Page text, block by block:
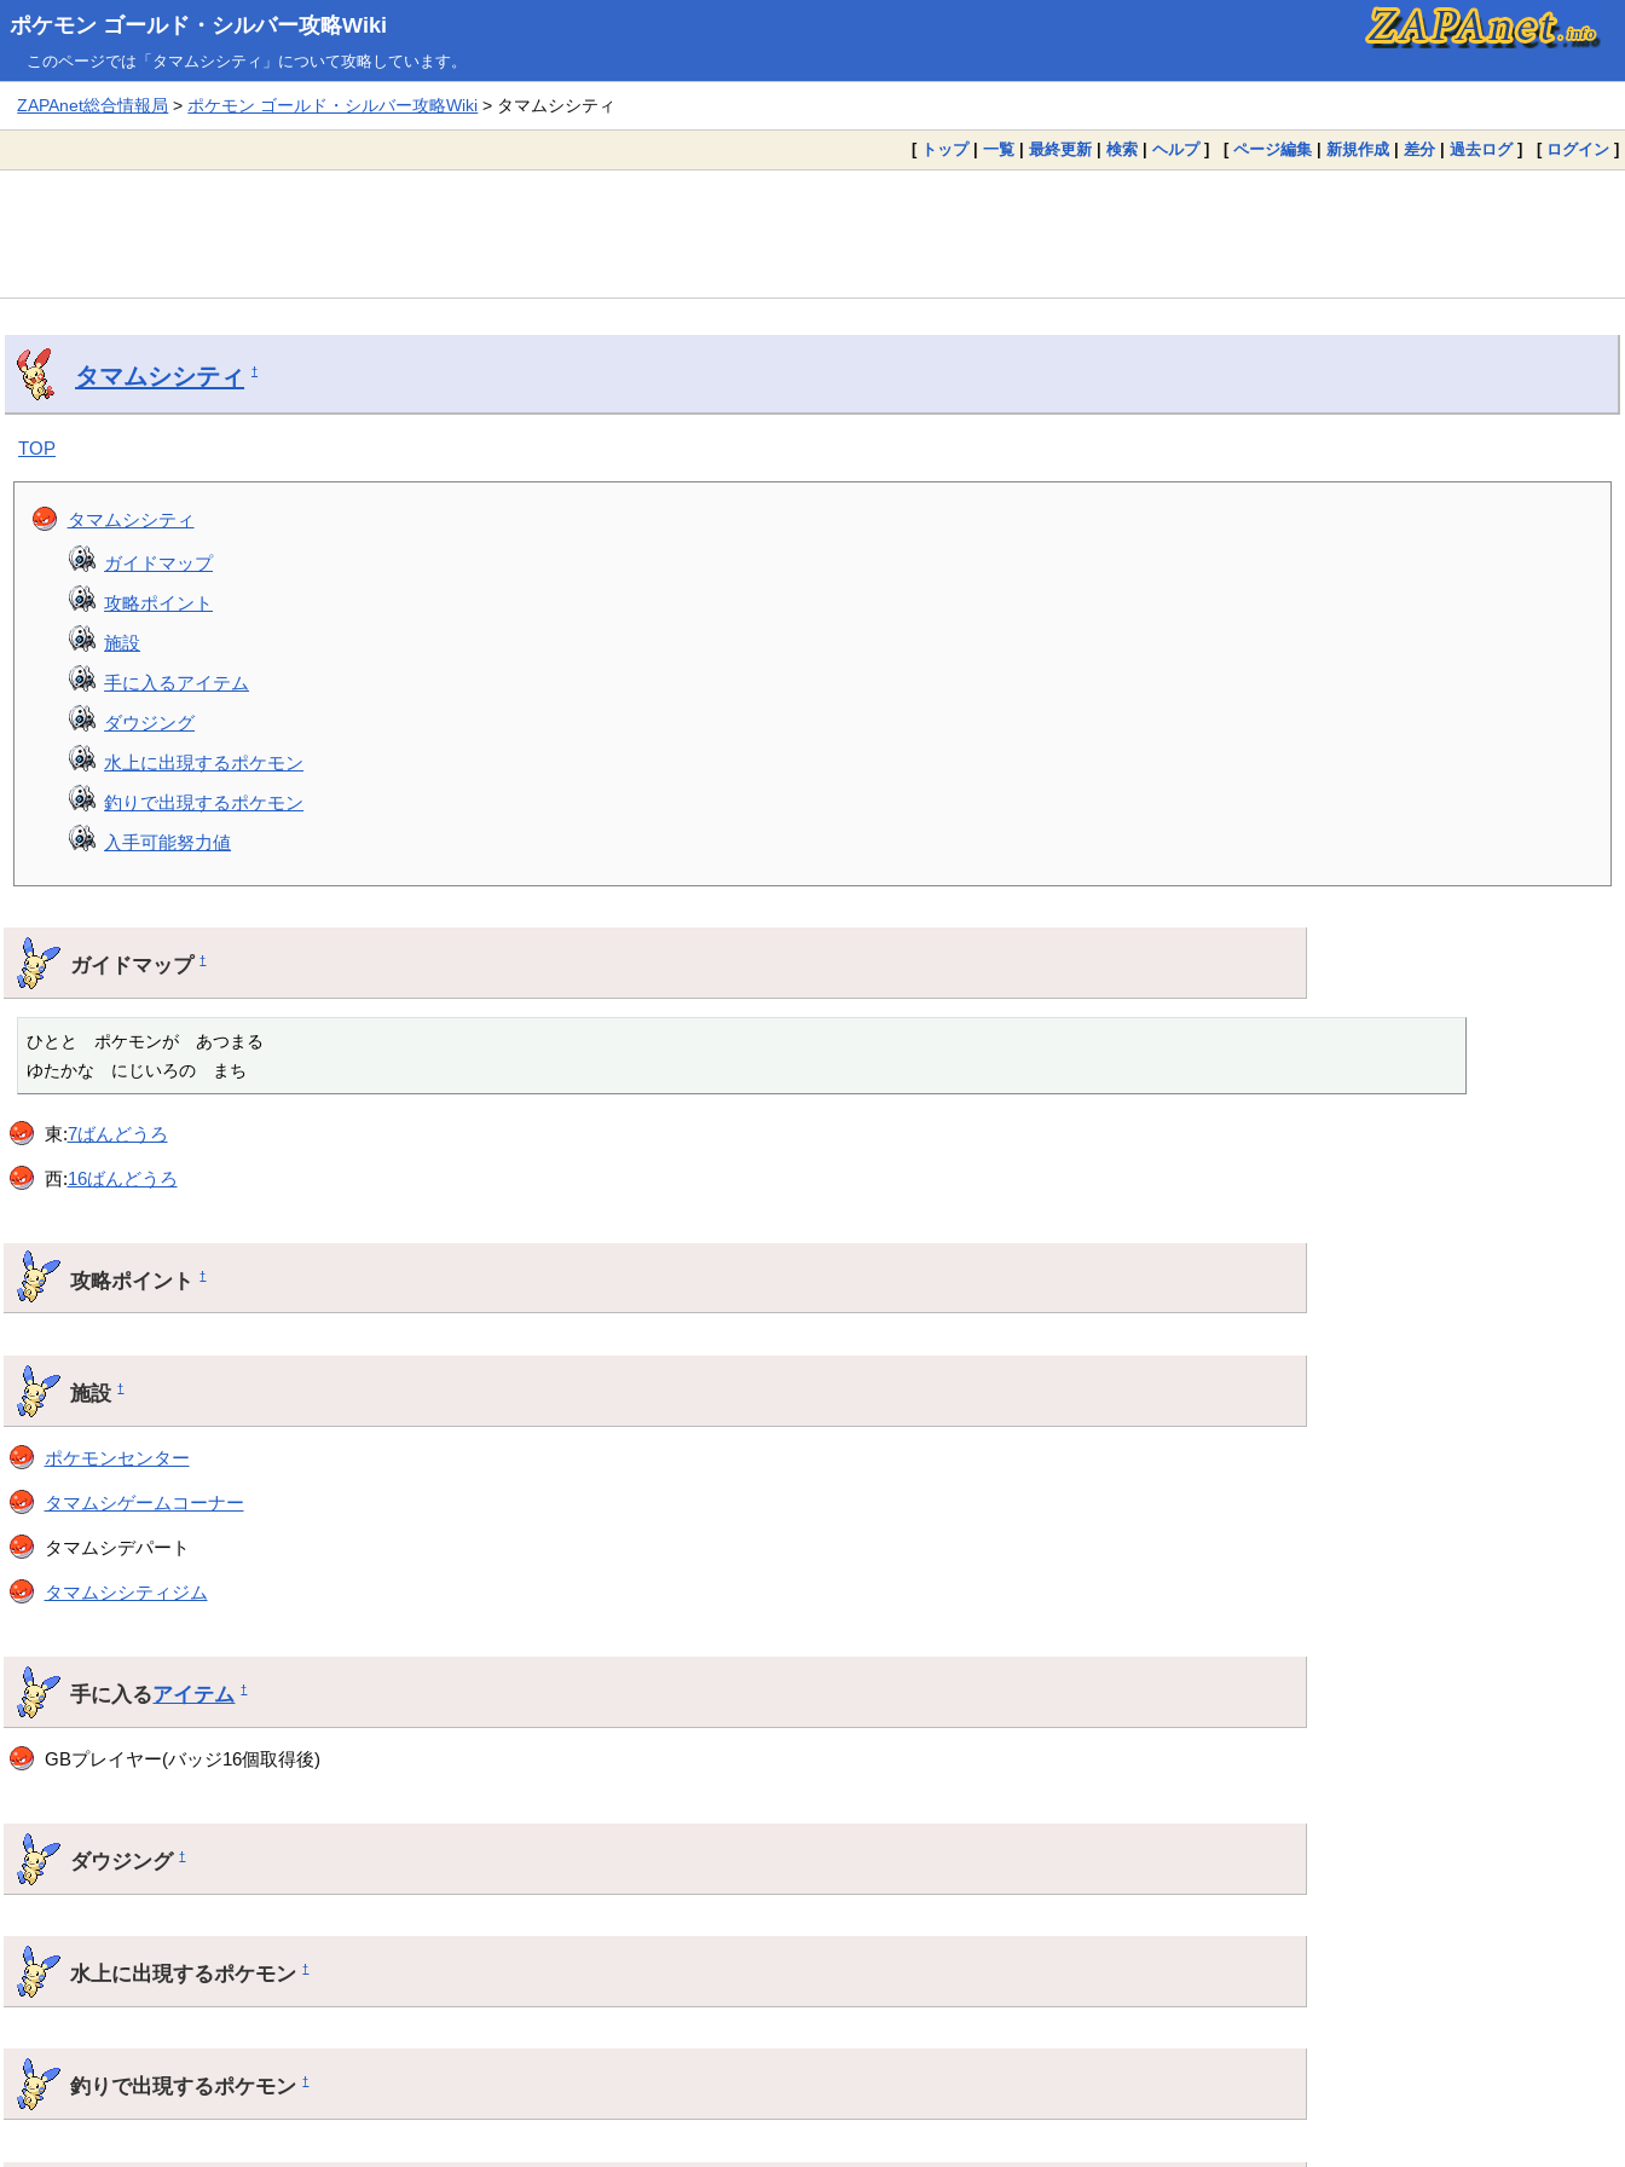
ポケモン ゴールド・シルバー攻略Wiki
このページでは「タマムシシティ」について攻略しています。
ZAPAnet総合情報局 >ポケモン ゴールド・シルバー攻略Wiki > タマムシシティ
[ トップ| 一覧 | 最終更新 | 検索 | ヘルプ] [ ページ編集 | 新規作成 | 差分 | 過去ログ] [ ログイン ]
タマムシシティ †
TOP
タマムシシティ
ガイドマップ
攻略ポイント
施設
手に入るアイテム
ダウジング
水上に出現するポケモン
釣りで出現するポケモン
入手可能努力値
ガイドマップ†
ひとと　ポケモンが　あつまる
ゆたかな　にじいろの　まち
東:7ばんどうろ
西:16ばんどうろ
攻略ポイント†
施設†
ポケモンセンター
タマムシゲームコーナー
タマムシデパート
タマムシシティジム
手に入るアイテム †
GBプレイヤー(バッジ16個取得後)
ダウジング†
水上に出現するポケモン†
釣りで出現するポケモン†